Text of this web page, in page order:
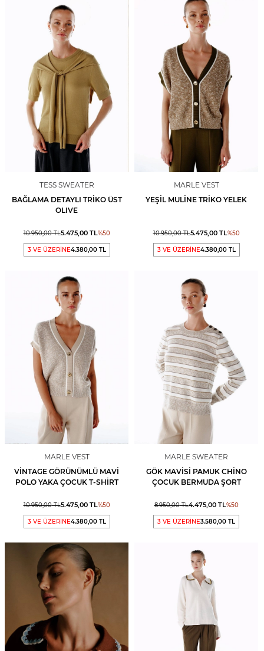
TESS SWEATER
BAĞLAMA DETAYLI TRIKO ÜST
OLIVE
10.950,00TL5.475,00TL%50
3 VE ÜZERİNE4.380,00 TL
MARLE VEST
YEŞIL MULINE TRIKO YELEK
10.950,00TL5.475,00TL%50
3 VE ÜZERİNE4.380,00 TL
MARLE VEST
VINTAGE GÖRÜNÜMLÜ MAVI
POLO YAKA ÇOCUK T-SHIRT
10.950,00TL5.475,00TL%50
3 VE ÜZERİNE4.380,00 TL
MARLE SWEATER
GÖK MAVISI PAMUK CHINO
ÇOCUK BERMUDA ŞORT
8.950,00TL4.475,00TL%50
3 VE ÜZERİNE3.580,00 TL